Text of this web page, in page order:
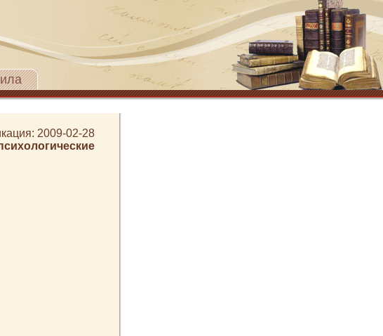
2009-02-28